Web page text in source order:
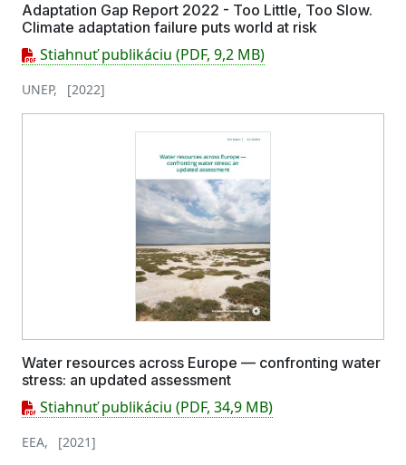
Adaptation Gap Report 2022 - Too Little, Too Slow.
Climate adaptation failure puts world at risk
Stiahnuť publikáciu (PDF, 9,2 MB)
UNEP, [2022]
Water resources across Europe — confronting water
stress: an updated assessment
Stiahnuť publikáciu (PDF, 34,9 MB)
EEA, [2021]